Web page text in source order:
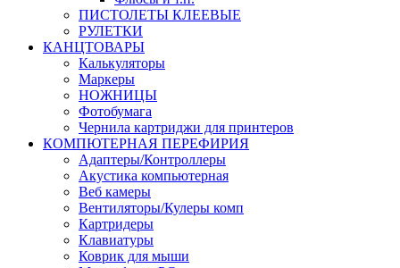
ПИСТОЛЕТЫ КЛЕЕВЫЕ
РУЛЕТКИ
КАНЦТОВАРЫ
Калькуляторы
Маркеры
НОЖНИЦЫ
Фотобумага
Чернила картриджи для принтеров
КОМПЮТЕРНАЯ ПЕРЕФИРИЯ
Адаптеры/Контроллеры
Акустика компьютерная
Веб камеры
Вентиляторы/Кулеры комп
Картридеры
Клавиатуры
Коврик для мыши